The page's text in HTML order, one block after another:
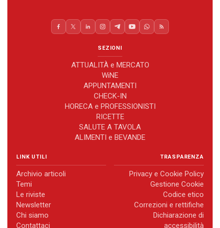
SEZIONI
ATTUALITÀ e MERCATO
WiNE
APPUNTAMENTI
CHECK-IN
HORECA e PROFESSIONISTI
RICETTE
SALUTE A TAVOLA
ALIMENTI e BEVANDE
LINK UTILI
Archivio articoli
Temi
Le riviste
Newsletter
Chi siamo
Contattaci
TRASPARENZA
Privacy e Cookie Policy
Gestione Cookie
Codice etico
Correzioni e rettifiche
Dichiarazione di
accessibilità